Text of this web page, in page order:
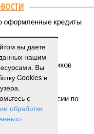
оформленные кредиты
рядом с
мошенников
топлива
79 месте в России по
вы даете
нашим
Вы
Cookies в
с
обработки